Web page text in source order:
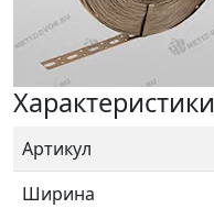
Характеристики
Артикул
Ширина